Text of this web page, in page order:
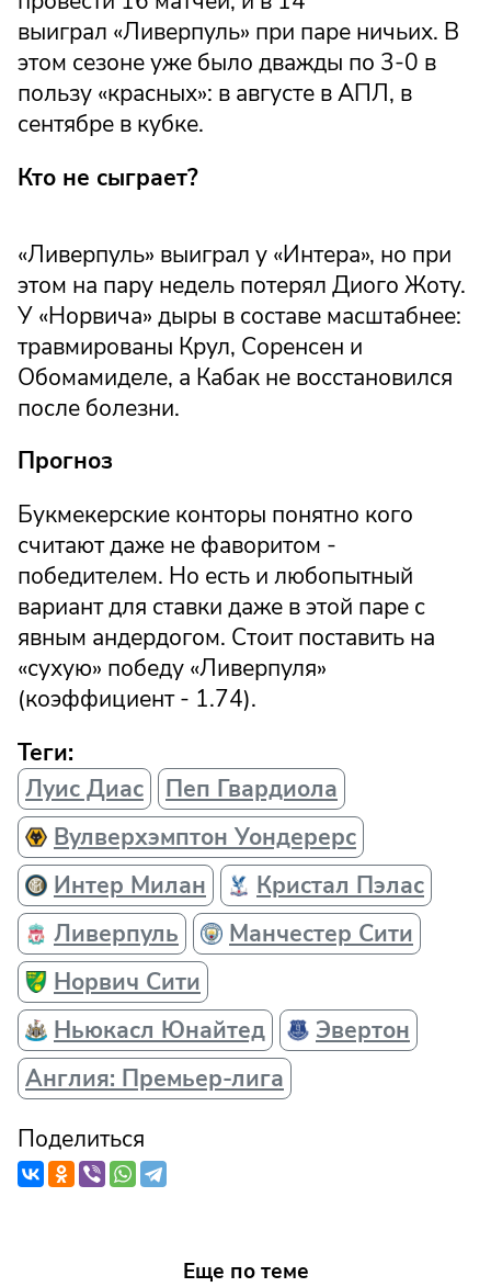
выиграл «Ливерпуль» при паре ничьих. В
этом сезоне уже было дважды по 3-0 в
пользу «красных»: в августе в АПЛ, в
сентябре в кубке.
Кто не сыграет?
«Ливерпуль» выиграл у «Интера», но при
этом на пару недель потерял Диого Жоту.
У «Норвича» дыры в составе масштабнее:
травмированы Крул, Соренсен и
Обомамиделе, а Кабак не восстановился
после болезни.
Прогноз
Букмекерские конторы понятно кого
считают даже не фаворитом -
победителем. Но есть и любопытный
вариант для ставки даже в этой паре с
явным андердогом. Стоит поставить на
«сухую» победу «Ливерпуля»
(коэффициент - 1.74).
Теги:
Луис Диас
Пеп Гвардиола
Вулверхэмптон Уондерерс
Интер Милан
Кристал Пэлас
Ливерпуль
Манчестер Сити
Норвич Сити
Ньюкасл Юнайтед
Эвертон
Англия: Премьер-лига
Поделиться
Еще по теме